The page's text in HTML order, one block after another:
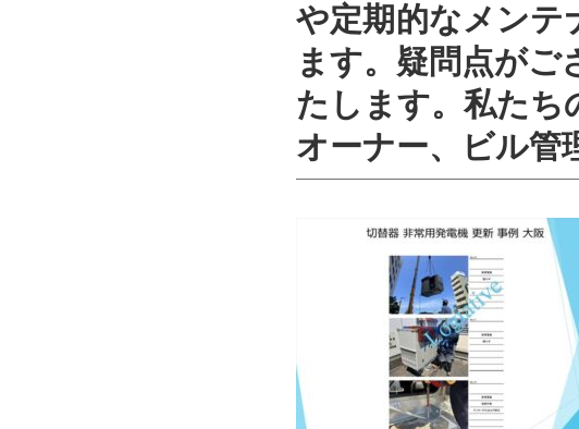
や定期的なメンテ
ます。疑問点が
たします。私たち
オーナー、ビル管